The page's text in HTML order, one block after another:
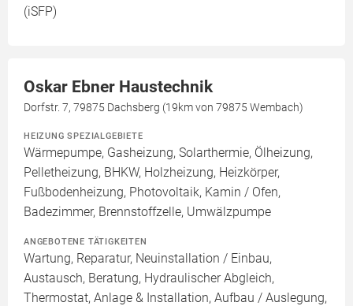
(iSFP)
Oskar Ebner Haustechnik
Dorfstr. 7, 79875 Dachsberg (19km von 79875 Wembach)
HEIZUNG SPEZIALGEBIETE
Wärmepumpe, Gasheizung, Solarthermie, Ölheizung,
Pelletheizung, BHKW, Holzheizung, Heizkörper,
Fußbodenheizung, Photovoltaik, Kamin / Ofen,
Badezimmer, Brennstoffzelle, Umwälzpumpe
ANGEBOTENE TÄTIGKEITEN
Wartung, Reparatur, Neuinstallation / Einbau,
Austausch, Beratung, Hydraulischer Abgleich,
Thermostat, Anlage & Installation, Aufbau / Auslegung,